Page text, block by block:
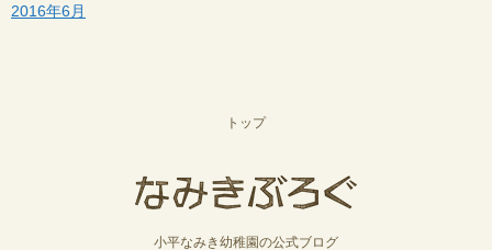
2016年6月
トップ
小平なみき幼稚園の公式ブログ